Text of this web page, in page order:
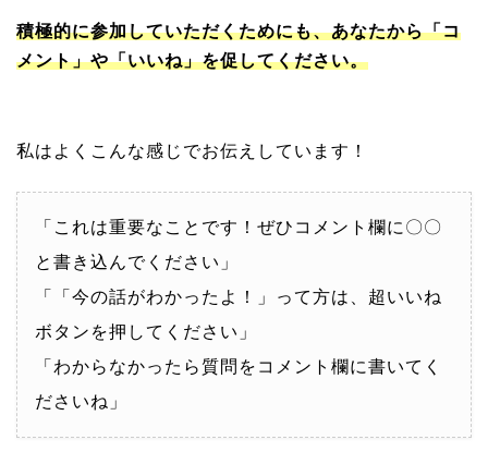
積極的に参加していただくためにも、あなたから「コ
メント」や「いいね」を促してください。
私はよくこんな感じでお伝えしています！
「これは重要なことです！ぜひコメント欄に〇〇
と書き込んでください」
「「今の話がわかったよ！」って方は、超いいね
ボタンを押してください」
「わからなかったら質問をコメント欄に書いてく
ださいね」